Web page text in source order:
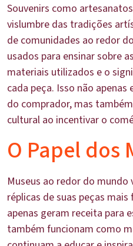
Souvenirs como
vislumbre das tradições
de comunidades ao redor
usados para ensinar sobre
materiais utilizados e o
cada peça. Isso não
do comprador, mas
cultural ao incentivar o
O Papel dos
Museus ao redor do mundo
réplicas de suas peças
apenas geram receita para
também funcionam como